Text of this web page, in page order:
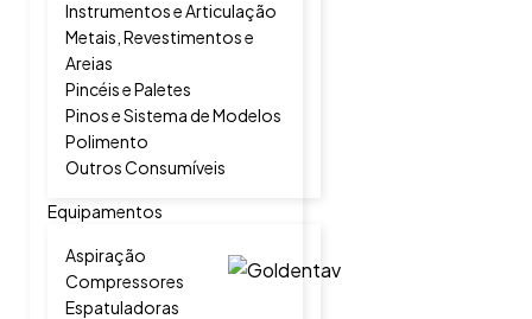
Instrumentos e Articulação
Metais, Revestimentos e
Areias
Pincéis e Paletes
Pinos e Sistema de Modelos
Polimento
Outros Consumíveis
Equipamentos
Aspiração
Compressores
Espatuladoras